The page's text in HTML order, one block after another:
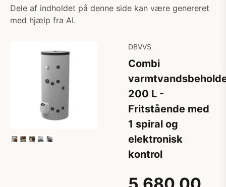
Dele af indholdet på denne side kan være genereret
med hjælp fra AI.
DBVVS
Combi
200 L -
Fritstående med
1 spiral og
elektronisk
kontrol